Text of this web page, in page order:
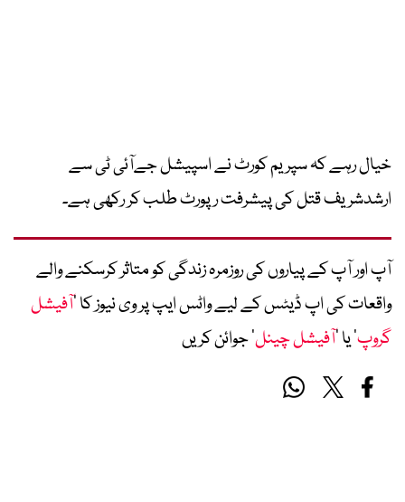
خیال رہے کہ سپریم کورٹ نے اسپیشل جےآئی ٹی سے
ارشدشریف قتل کی پیشرفت رپورٹ طلب کر رکھی ہے۔
آپ اور آپ کے پیاروں کی روزمرہ زندگی کو متاثر کرسکنے والے
واقعات کی اپ ڈیٹس کے لیے واٹس ایپ پر وی نیوز کا ’آفیشل
گروپ‘ یا ’آفیشل چینل‘ جوائن کریں